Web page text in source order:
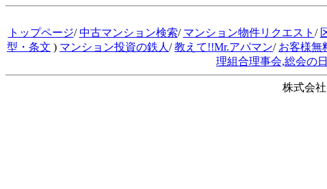
トップページ/中古マンション検索/ マンション物件リクエスト /
型・条文 ) マンション投資の鉄人 /教えて!!Mr.アパマン/ お客様無
理組合理事会,総会の
株式会